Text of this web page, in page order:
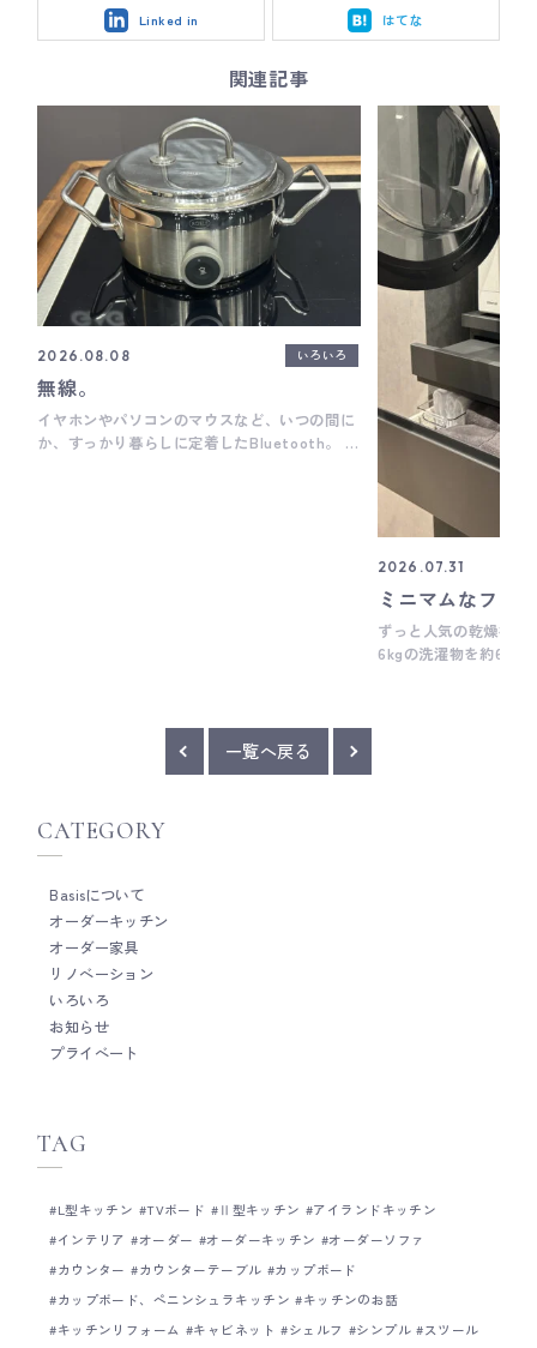
Linked in はてな
関連記事
2026.08.08 いろいろ
無線。
イヤホンやパソコンのマウスなど、いつの間に
か、すっかり暮らしに定着したBluetooth。 ブ
いうもの。 その仕組みにも驚きですが、オー
ブンのミートセンサーしかり、 温度管理を徹底
いるものの、そこまで繊細な料理をしたことが
ないので(できないとも言う・・・）、 そうい
感じながら。 キッチン機器も時代とともに少し
ずつ変化しているようです。 高橋 __ Basis
は、木工家具職人による細やかな手仕事を大切
にしたオーダーキッチンメーカーです。 キッチ
ン全体の雰囲気だけではなく、家具のように細
かい部分までとことんこだわって作ることがと
ても得意です。 オーダーキッチンをご検討の際
は、ぜひお気軽にご相談ください。 Basisのキ
2026.07.31
ミニマムなフル
ずっと人気の乾燥機、
6kgの洗濯物を約60分
一覧へ戻る
CATEGORY
Basisについて
オーダーキッチン
オーダー家具
リノベーション
いろいろ
お知らせ
プライベート
TAG
L型キッチン TVボード Ⅱ型キッチン
アイランドキッチン
インテリア
オーダー オーダーキッチン
オーダーソファ
カウンター
カウンターテーブル
カップボード
カップボード、ペニンシュラキッチン
キッチンのお話
キッチンリフォーム
キャビネット シェルフ シンプル
スツール